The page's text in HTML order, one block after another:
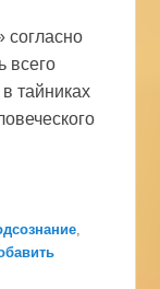
согласно
всего
тайниках
,